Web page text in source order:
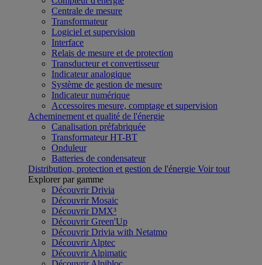
Centrale de mesure
Transformateur
Logiciel et supervision
Interface
Relais de mesure et de protection
Transducteur et convertisseur
Indicateur analogique
Système de gestion de mesure
Indicateur numérique
Accessoires mesure, comptage et supervision
Acheminement et qualité de l'énergie
Canalisation préfabriquée
Transformateur HT-BT
Onduleur
Batteries de condensateur
Distribution, protection et gestion de l'énergie Voir tout
Explorer par gamme
Découvrir Drivia
Découvrir Mosaic
Découvrir DMX³
Découvrir Green'Up
Découvrir Drivia with Netatmo
Découvrir Alptec
Découvrir Alpimatic